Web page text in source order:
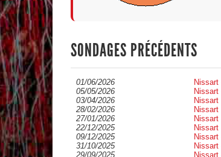
SONDAGES PRÉCÉDENTS
01/06/2026
Nissart
05/05/2026
Nissart
03/04/2026
Nissart
28/02/2026
27/01/2026
22/12/2025
09/12/2025
31/10/2025
29/09/2025